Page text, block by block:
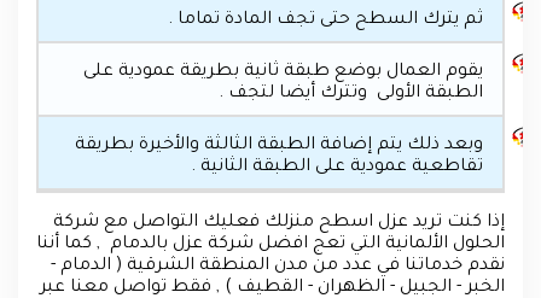
ثم يترك السطح حتى تجف المادة تماما .
يقوم العمال بوضع طبقة ثانية بطريقة عمودية على
الطبقة الأولى وتترك أيضا لتجف .
وبعد ذلك يتم إضافة الطبقة الثالثة والأخيرة بطريقة
تقاطعية عمودية على الطبقة الثانية .
إذا كنت تريد عزل اسطح منزلك فعليك التواصل مع شركة
الحلول الألمانية التي تعج افضل شركة عزل بالدمام , كما أننا
نقدم خدماتنا في عدد من مدن المنطقة الشرقية ( الدمام -
الخبر - الجبيل - الظهران - القطيف ) , فقط تواصل معنا عبر